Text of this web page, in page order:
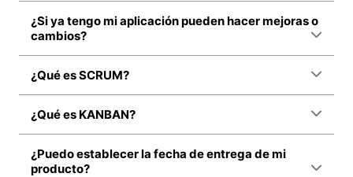
¿Si ya tengo mi aplicación pueden hacer mejoras o
cambios?
¿Qué es SCRUM?
¿Qué es KANBAN?
¿Puedo establecer la fecha de entrega de mi
producto?